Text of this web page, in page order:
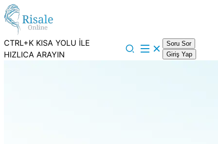
CTRL+K KISA YOLU İLE
HIZLICA ARAYIN
Soru Sor
Giriş Yap